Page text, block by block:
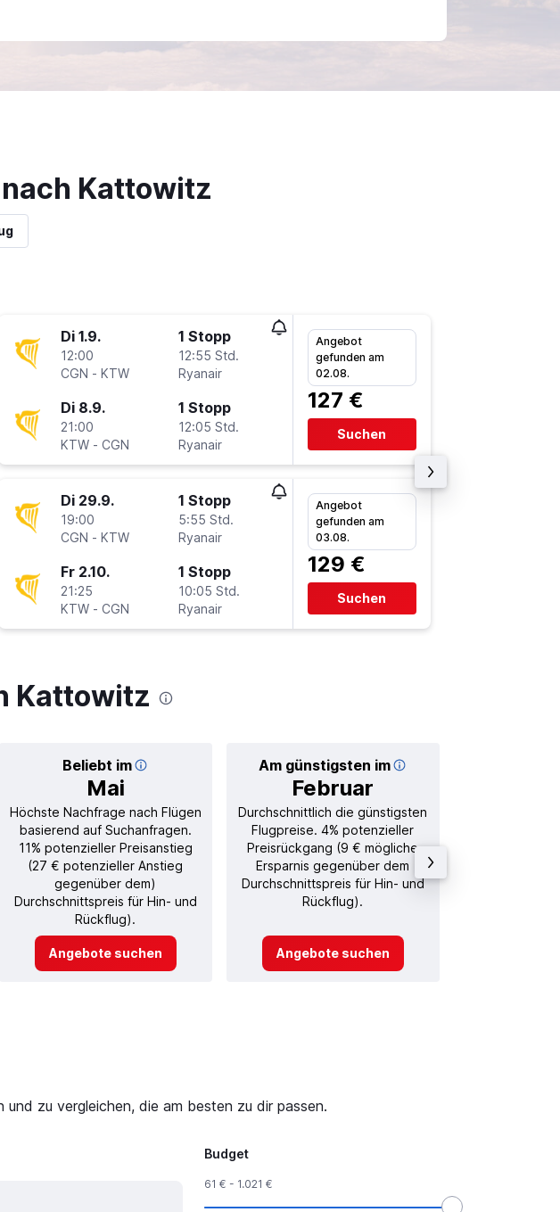
Kattowitz
Di 1.9.
12:00
CGN - KTW
1 Stopp
12:55 Std.
Ryanair
Di 8.9.
21:00
KTW- CGN
1 Stopp
12:05 Std.
Ryanair
Angebot
gefunden am
02.08.
127 €
Suchen
Di 29.9.
19:00
CGN - KTW
1 Stopp
5:55 Std.
Ryanair
Fr 2.10.
21:25
KTW- CGN
1 Stopp
10:05 Std.
Ryanair
Angebot
gefunden am
03.08.
129 €
Suchen
Kattowitz
Beliebt im
Mai
Am günstigsten im
Februar
Höchste Nachfrage nach Flügen
basierend auf Suchanfragen.
11% potenzieller Preisanstieg
(27 € potenzieller Anstieg
gegenüber dem)
Durchschnittspreis für Hin- und
Rückflug).
Angebote suchen
Durchschnittlich die günstigsten
Flugpreise. 4% potenzieller
Preisrückgang (9 € mögliche
Ersparnis gegenüber dem
Durchschnittspreis für Hin- und
Rückflug).
Angebote suchen
zu vergleichen, die am besten zu dir passen.
Budget
61 € - 1.021 €